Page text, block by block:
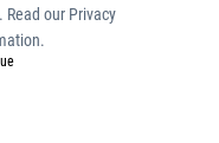
Read our Privacy